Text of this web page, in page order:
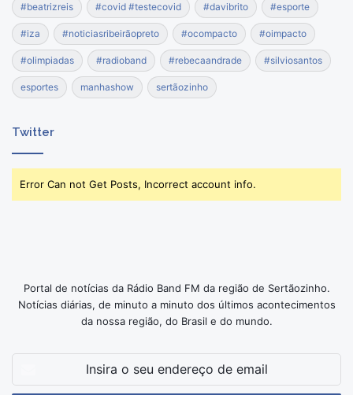
#beatrizreis #covid #testecovid #davibrito #esporte
#iza #noticiasribeirãopreto #ocompacto #oimpacto
#olimpiadas #radioband #rebecaandrade #silviosantos
esportes manhashow sertãozinho
Twitter
Error Can not Get Posts, Incorrect account info.
Portal de notícias da Rádio Band FM da região de Sertãozinho.
Notícias diárias, de minuto a minuto dos últimos acontecimentos
da nossa região, do Brasil e do mundo.